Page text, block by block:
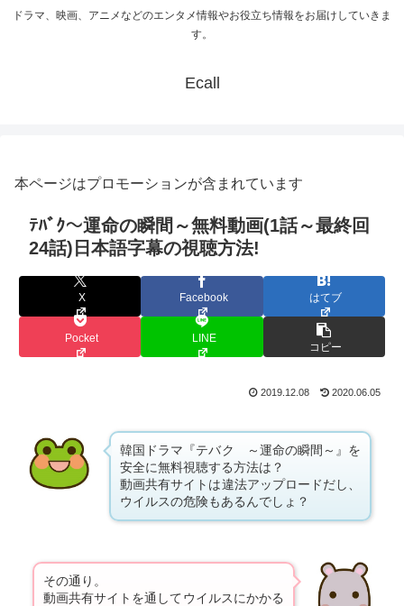
ドラマ、映画、アニメなどのエンタメ情報やお役立ち情報をお届けしていきま
す。
Ecall
本ページはプロモーションが含まれています
ﾃﾊﾞｸ～運命の瞬間～無料動画(1話～最終回
24話)日本語字幕の視聴方法!
X Facebook はてブ
Pocket LINE
コピー
2019.12.08 2020.06.05
韓国ドラマ『テバク ～運命の瞬間～』を
安全に無料視聴する方法は？
動画共有サイトは違法アップロードだし、
ウイルスの危険もあるんでしょ？
その通り。
動画共有サイトを通してウイルスにかかる